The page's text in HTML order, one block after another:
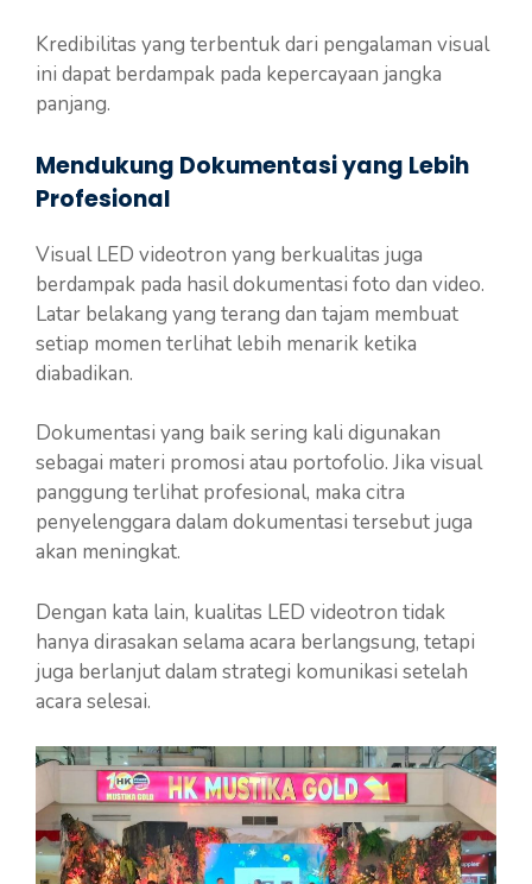
Kredibilitas yang terbentuk dari pengalaman visual
ini dapat berdampak pada kepercayaan jangka
panjang.
Mendukung Dokumentasi yang Lebih
Profesional
Visual LED videotron yang berkualitas juga
berdampak pada hasil dokumentasi foto dan video.
Latar belakang yang terang dan tajam membuat
setiap momen terlihat lebih menarik ketika
diabadikan.
Dokumentasi yang baik sering kali digunakan
sebagai materi promosi atau portofolio. Jika visual
panggung terlihat profesional, maka citra
penyelenggara dalam dokumentasi tersebut juga
akan meningkat.
Dengan kata lain, kualitas LED videotron tidak
hanya dirasakan selama acara berlangsung, tetapi
juga berlanjut dalam strategi komunikasi setelah
acara selesai.